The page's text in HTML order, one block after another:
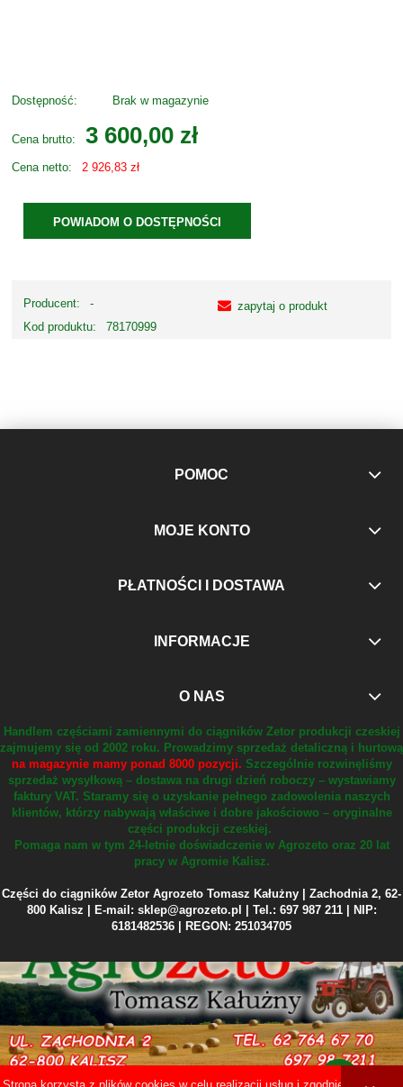
Dostępność: Brak w magazynie
Cena brutto: 3 600,00 zł
Cena netto: 2 926,83 zł
POWIADOM O DOSTĘPNOŚCI
Producent:
-
Kod produktu:
78170999
zapytaj o produkt
POMOC
MOJE KONTO
PŁATNOŚCI I DOSTAWA
INFORMACJE
O NAS
Handlem częściami zamiennymi do ciągników Zetor produkcji czeskiej
zajmujemy się od 2002 roku. Prowadzimy sprzedaż detaliczną i hurtową
na magazynie mamy ponad 8000 pozycji. Szczególnie rozwinęliśmy
sprzedaż wysyłkową – dostawa na drugi dzień roboczy – wystawiamy
faktury VAT. Staramy się o uzyskanie pełnego zadowolenia naszych
klientów, którzy nabywają właściwe i dobre jakościowo – oryginalne
części produkcji czeskiej.
Pomaga nam w tym 24-letnie doświadczenie w Agrozeto oraz 20 lat
pracy w Agromie Kalisz.
Części do ciągników Zetor Agrozeto Tomasz Kałużny | Zachodnia 2, 62-
800 Kalisz | E-mail: sklep@agrozeto.pl | Tel.: 697 987 211 | NIP:
6181482536 | REGON: 251034705